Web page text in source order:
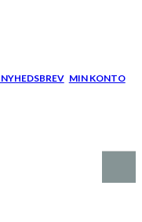
MIN KONTO